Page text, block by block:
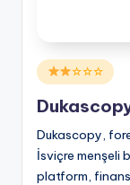
Posted
in
☆☆☆
Dukascopy,
İsviçre menşeli
platform,